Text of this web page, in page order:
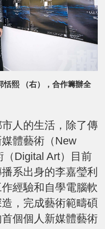
恬熙 （右），合作籌辦全
人的生活，除了傳
體藝術（New
Digital Art）目前
系出身的李嘉瑩利
經驗和自學電腦軟
，完成藝術範疇碩
個個人新媒體藝術